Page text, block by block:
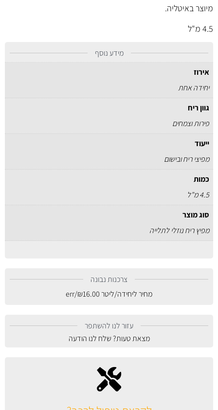
מיוצר באיטליה.
4.5 מ"ל
מידע נוסף
אירוז
יחידה אחת
גוון ריח
פירות וצמחים
ייעוד
מפיצי ריח ובישום
כמות
4.5 מ"ל
סוג מוצר
מפיץ ריח נוזלי לתלייה
צרכנות נבונה
מחיר ליחידה/ליטר
₪16.00
/err
עזור לנו להשתפר
מצאת טעות? שלח לנו הודעה